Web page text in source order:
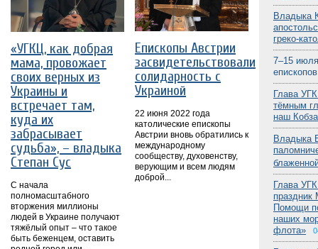
«УГКЦ, как добрая
мама, провожает
своих верных из
Украины и
встречает там,
куда их
забрасывает
судьба», – владыка
Степан Сус
С начала
полномасштабного
вторжения миллионы
людей в Украине получают
тяжёлый опыт – что такое
быть беженцем, оставить
Епископы Австрии
засвидетельствовали
солидарность с
Украиной
22 июня 2022 года
католические епископы
Австрии вновь обратились к
международному
сообществу, духовенству,
верующим и всем людям
доброй...
Владыка
греко-
7–15
Глава
тёмным
наш
Владыка
Глава
праздник
Помощи
наших
флота»